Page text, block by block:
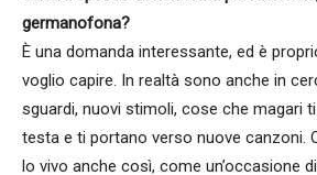
germanofona?
È una domanda interessante, ed è
voglio capire. In realtà sono anche in
sguardi, nuovi stimoli, cose che magari
testa e ti portano verso nuove canzoni.
lo vivo anche così, come un’occasione